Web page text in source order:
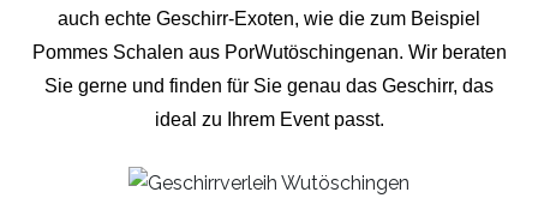
auch echte Geschirr-Exoten, wie die zum Beispiel
Pommes Schalen aus PorWutöschingenan. Wir beraten
Sie gerne und finden für Sie genau das Geschirr, das
ideal zu Ihrem Event passt.